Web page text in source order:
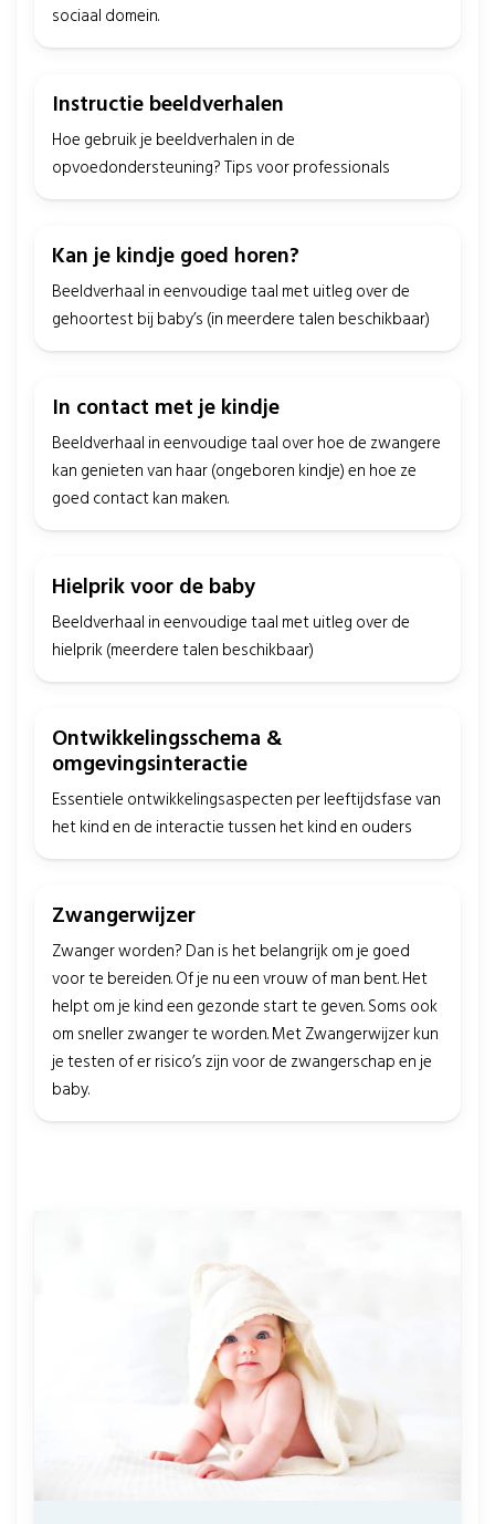
sociaal domein.
Instructie beeldverhalen
Hoe gebruik je beeldverhalen in de
opvoedondersteuning? Tips voor professionals
Kan je kindje goed horen?
Beeldverhaal in eenvoudige taal met uitleg over de
gehoortest bij baby’s (in meerdere talen beschikbaar)
In contact met je kindje
Beeldverhaal in eenvoudige taal over hoe de zwangere
kan genieten van haar (ongeboren kindje) en hoe ze
goed contact kan maken.
Hielprik voor de baby
Beeldverhaal in eenvoudige taal met uitleg over de
hielprik (meerdere talen beschikbaar)
Ontwikkelingsschema &
omgevingsinteractie
Essentiele ontwikkelingsaspecten per leeftijdsfase van
het kind en de interactie tussen het kind en ouders
Zwangerwijzer
Zwanger worden? Dan is het belangrijk om je goed
voor te bereiden. Of je nu een vrouw of man bent. Het
helpt om je kind een gezonde start te geven. Soms ook
om sneller zwanger te worden. Met Zwangerwijzer kun
je testen of er risico’s zijn voor de zwangerschap en je
baby.